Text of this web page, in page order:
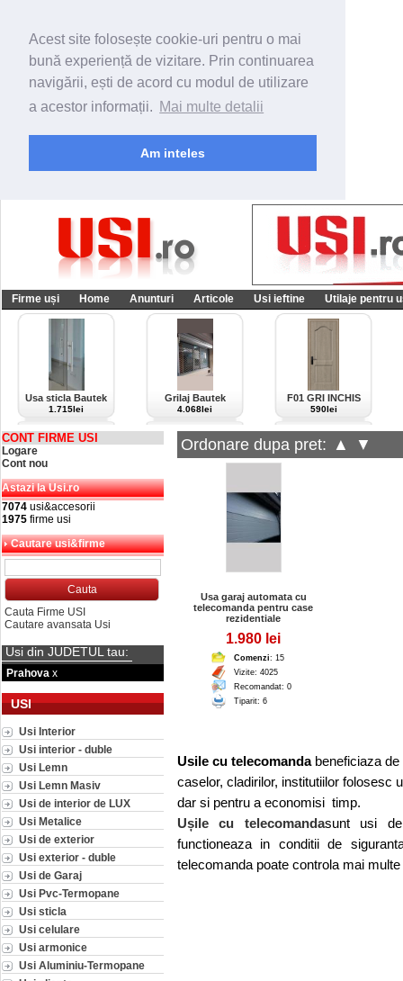
Acest site folosește cookie-uri pentru o mai
bună experiență de vizitare. Prin continuarea
navigării, ești de acord cu modul de utilizare
a acestor informații. Mai multe detalii
Am inteles
Firme uși Home Anunturi Articole Usi ieftine Utilaje pentru
Usa sticla Bautek
1.715lei
Grilaj Bautek
4.068lei
F01 GRI INCHIS
590lei
CONT FIRME USI
Logare
Cont nou
Astazi la Usi.ro
7074 usi&accesorii
1975 firme usi
Cautare usi&firme
Cauta Firme USI
Cautare avansata Usi
Usi din JUDETUL tau:
Prahova x
USI
Usi Interior
Usi interior - duble
Usi Lemn
Usi Lemn Masiv
Usi de interior de LUX
Usi Metalice
Usi de exterior
Usi exterior - duble
Usi de Garaj
Usi Pvc-Termopane
Usi sticla
Usi celulare
Usi armonice
Usi Aluminiu-Termopane
Ordonare dupa pret: ▲ ▼
Usa garaj automata cu
telecomanda pentru case
rezidentiale
1.980 lei
Comenzi: 15
Vizite: 4025
Recomandat: 0
Tiparit: 6
Usile cu telecomandabeneficiaza de
caselor, cladirilor, institutiilor folosesc
dar si pentru a economisi timp.
Ușile cu telecomandasunt usi
functioneaza in conditii de
telecomanda poate controla mai